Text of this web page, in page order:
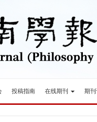
投稿指南 在线期刊 期